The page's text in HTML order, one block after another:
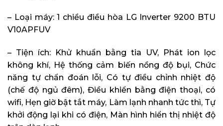
– Loại máy: 1 chiều điều hòa LG Inverter 9200 BTU
V10APFUV
– Tiện ích: Khử khuẩn bằng tia UV, Phát ion lọc
không khí, Hệ thống cảm biến nồng độ bụi, Chức
năng tự chẩn đoán lỗi, Có tự điều chỉnh nhiệt độ
(chế độ ngủ đêm), Điều khiển bằng điện thoại, có
wifi, Hẹn giờ bật tắt máy, Làm lạnh nhanh tức thì, Tự
khởi động lại khi có điện, Màn hình hiển thị nhiệt độ